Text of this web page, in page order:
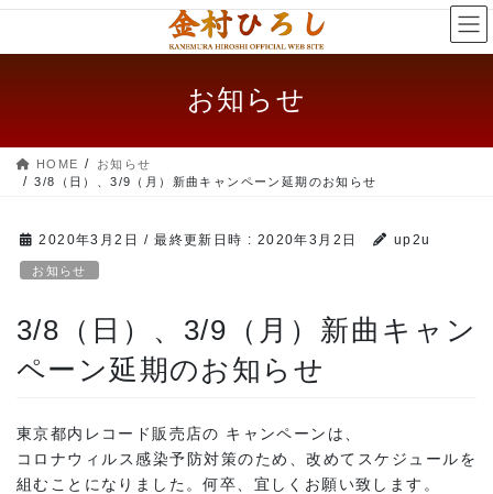
コ
テ
ス
キッ
ナ
ゲー
移
お知らせ
HOME
お知らせ
3/8（日）、3/9（月）新曲キャンペーン延期のお知らせ
2020年3月2日 / 最終更新日時 : 2020年3月2日 up2u
お知らせ
3/8（日）、3/9（月）新曲キャン
ペーン延期のお知らせ
東京都内レコード販売店の キャンペーンは、
コロナウィルス感染予防対策のため、改めてスケジュールを
組むことになりました。何卒、宜しくお願い致します。